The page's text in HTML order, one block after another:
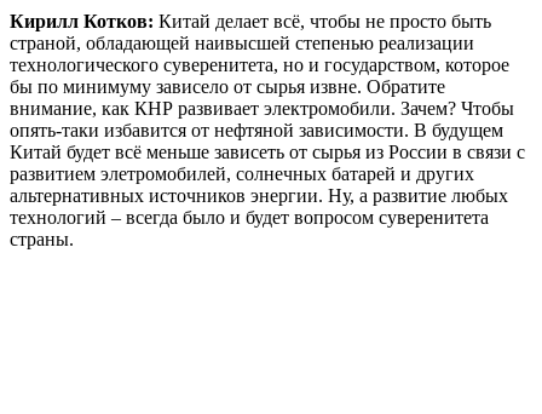
Кирилл Котков: Китай делает всё, чтобы не просто быть
страной, обладающей наивысшей степенью реализации
технологического суверенитета, но и государством, которое
бы по минимуму зависело от сырья извне. Обратите
внимание, как КНР развивает электромобили. Зачем? Чтобы
опять-таки избавится от нефтяной зависимости. В будущем
Китай будет всё меньше зависеть от сырья из России в связи с
развитием элетромобилей, солнечных батарей и других
альтернативных источников энергии. Ну, а развитие любых
технологий – всегда было и будет вопросом суверенитета
страны.